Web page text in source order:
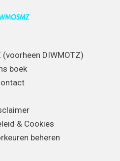
(voorheen DIWMOTZ)
boek
& Cookies
beheren